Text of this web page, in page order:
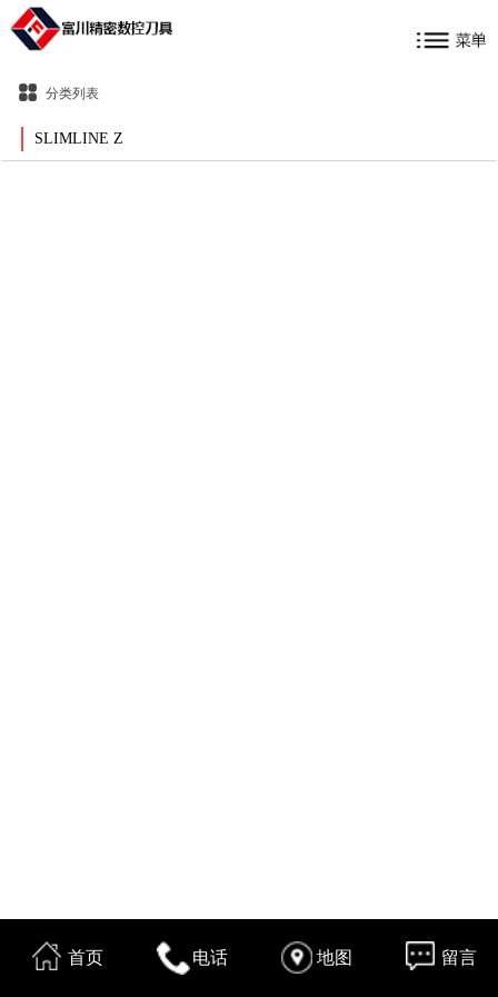
分类列表
SLIMLINE Z
首页 电话 地图 留言